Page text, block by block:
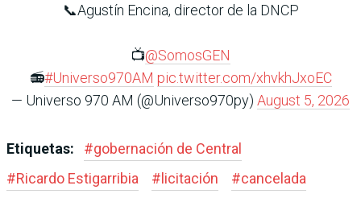
📞Agustín Encina, director de la DNCP
📺@SomosGEN
📻#Universo970AM pic.twitter.com/xhvkhJxoEC
— Universo 970 AM (@Universo970py) August 5, 2026
Etiquetas: #gobernación de Central
#Ricardo Estigarribia #licitación #cancelada